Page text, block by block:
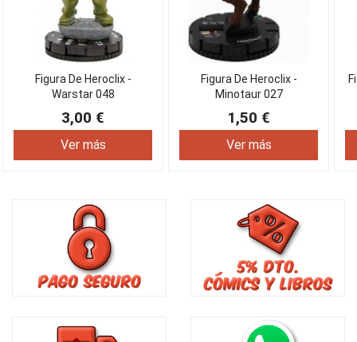
Figura De Heroclix -
Warstar 048
3,00 €
Ver más
Figura De Heroclix -
Minotaur 027
1,50 €
Ver más